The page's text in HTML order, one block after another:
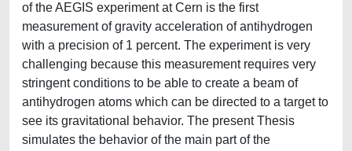
of the AEGIS experiment at Cern is the first
measurement of gravity acceleration of antihydrogen
with a precision of 1 percent. The experiment is very
challenging because this measurement requires very
stringent conditions to be able to create a beam of
antihydrogen atoms which can be directed to a target to
see its gravitational behavior. The present Thesis
simulates the behavior of the main part of the